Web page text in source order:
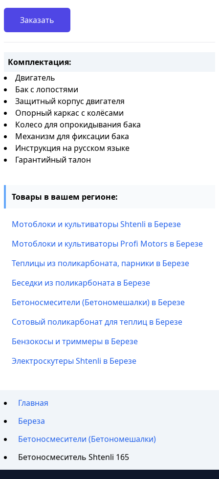
Заказать
Комплектация:
Двигатель
Бак с лопостями
Защитный корпус двигателя
Опорный каркас с колёсами
Колесо для опрокидывания бака
Механизм для фиксации бака
Инструкция на русском языке
Гарантийный талон
Товары в вашем регионе:
Мотоблоки и культиваторы Shtenli в Березе
Мотоблоки и культиваторы Profi Motors в Березе
Теплицы из поликарбоната, парники в Березе
Беседки из поликарбоната в Березе
Бетоносмесители (Бетономешалки) в Березе
Сотовый поликарбонат для теплиц в Березе
Бензокосы и триммеры в Березе
Электроскутеры Shtenli в Березе
Главная
Береза
Бетоносмесители (Бетономешалки)
Бетоносмеситель Shtenli 165